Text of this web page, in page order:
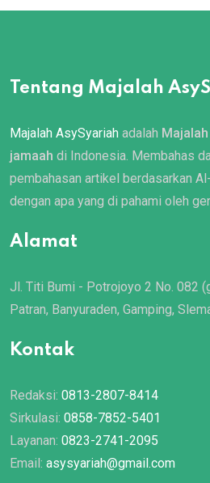
Tentang Majalah
Majalah AsySyariah adalah
jamaah di Indonesia. Membahas
pembahasan artikel berdasarkan Al-
dengan apa yang di pahami oleh
Alamat
Jl. Titi Bumi - Potrojoyo 2 No. 082
Patran, Banyuraden, Gamping,
Kontak
Redaksi: 0813-2807-8414
Sirkulasi: 0858-7852-5401
Layanan: 0823-2741-2095
Email: asysyariah@gmail.com